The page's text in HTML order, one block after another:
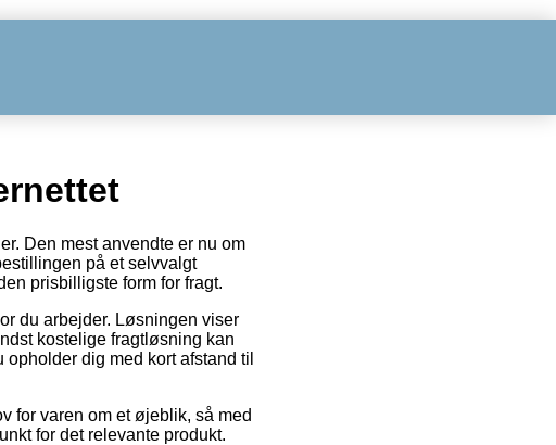
Den mest anvendte er nu om
på et selvvalgt
prisbilligste form for fragt.
du arbejder. Løsningen viser
kostelige fragtløsning kan
dig med kort afstand til
for varen om et øjeblik, så med
for det relevante produkt.